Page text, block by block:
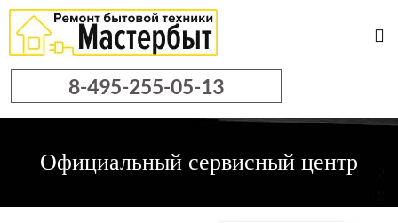
8-495-255-05-13
Официальный сервисный центр